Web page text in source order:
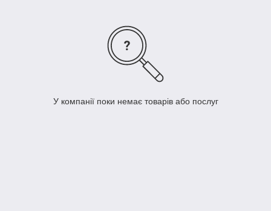
У компанії поки немає товарів або послуг